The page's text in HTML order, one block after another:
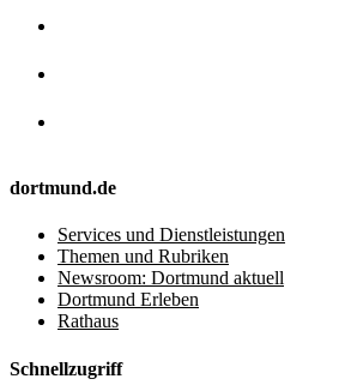
dortmund.de
Services und Dienstleistungen
Themen und Rubriken
Newsroom: Dortmund aktuell
Dortmund Erleben
Rathaus
Schnellzugriff